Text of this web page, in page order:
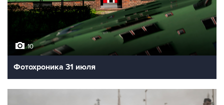
10
Фотохроника 31 июля